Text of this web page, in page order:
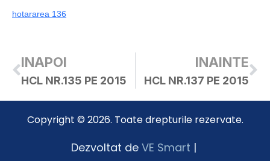
hotararea 136
INAPOI
HCL NR.135 PE 2015
INAINTE
HCL NR.137 PE 2015
Copyright © 2026. Toate drepturile rezervate.
Dezvoltat de VE Smart |